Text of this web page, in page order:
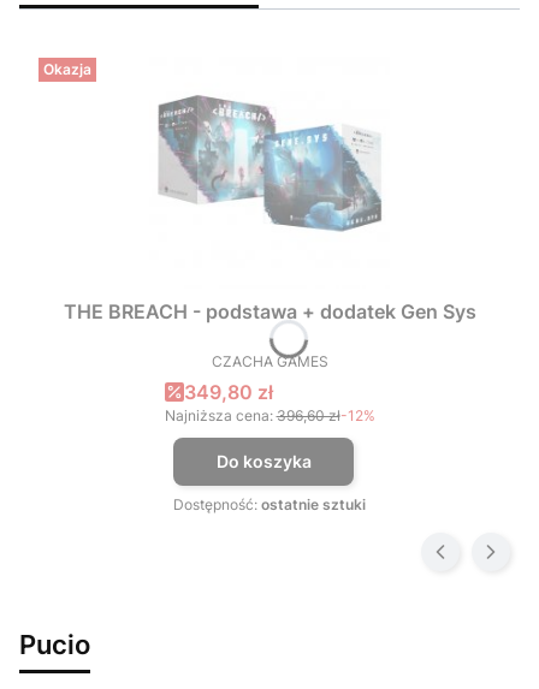
Okazja
THE BREACH - podstawa + dodatek Gen Sys
PRODUCENT
CZACHA GAMES
Cena promocyjna
349,80 zł
Najniższa cena: 396,60 zł-12%
Do koszyka
Dostępność: ostatnie sztuki
Pucio